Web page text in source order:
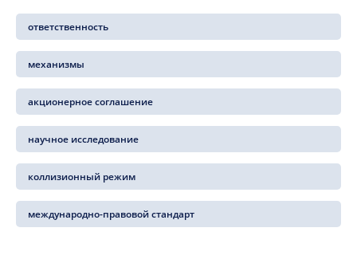
ответственность
механизмы
акционерное соглашение
научное исследование
коллизионный режим
международно-правовой стандарт